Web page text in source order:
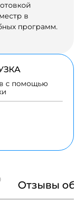
в
программ.
с помощью
Отзывы об